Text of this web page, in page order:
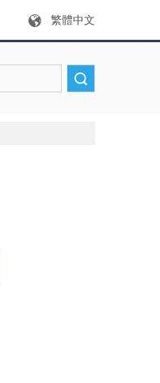
繁體中文